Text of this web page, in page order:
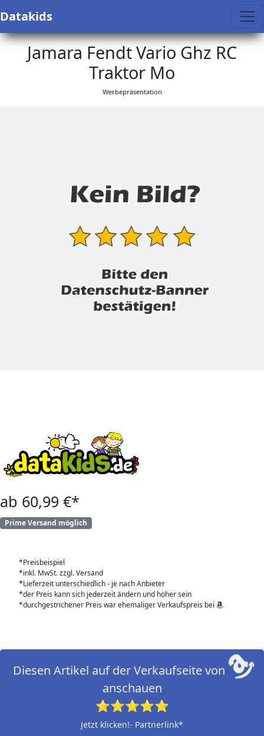
Datakids
Jamara Fendt Vario Ghz RC
Traktor Mo
Werbepräsentation
ab 60,99 €*
Prime Versand möglich
*Preisbeispiel
*inkl. MwSt. zzgl. Versand
*Lieferzeit unterschiedlich - je nach Anbieter
*der Preis kann sich jederzeit ändern und höher sein
*durchgestrichener Preis war ehemaliger Verkaufspreis bei
Diesen Artikel auf der Verkaufseite von
anschauen
⭐⭐⭐⭐⭐
Jetzt klicken!- Partnerlink*